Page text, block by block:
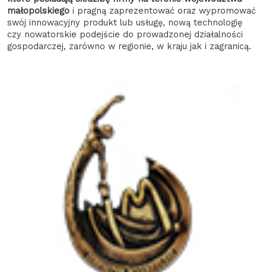
małopolskiego i pragną zaprezentować oraz wypromować
swój innowacyjny produkt lub usługę, nową technologię
czy nowatorskie podejście do prowadzonej działalności
gospodarczej, zarówno w regionie, w kraju jak i zagranicą.